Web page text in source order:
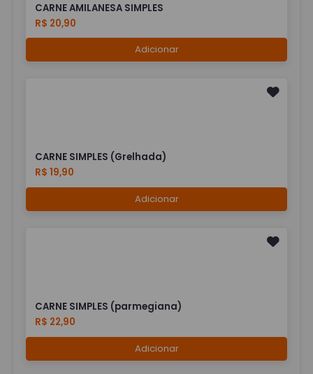
CARNE AMILANESA SIMPLES
R$ 20,90
Adicionar
CARNE SIMPLES (Grelhada)
R$ 19,90
Adicionar
CARNE SIMPLES (parmegiana)
R$ 22,90
Adicionar